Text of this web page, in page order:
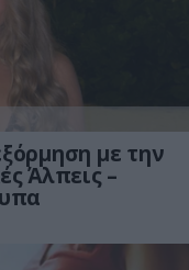
με την
Άλπεις –